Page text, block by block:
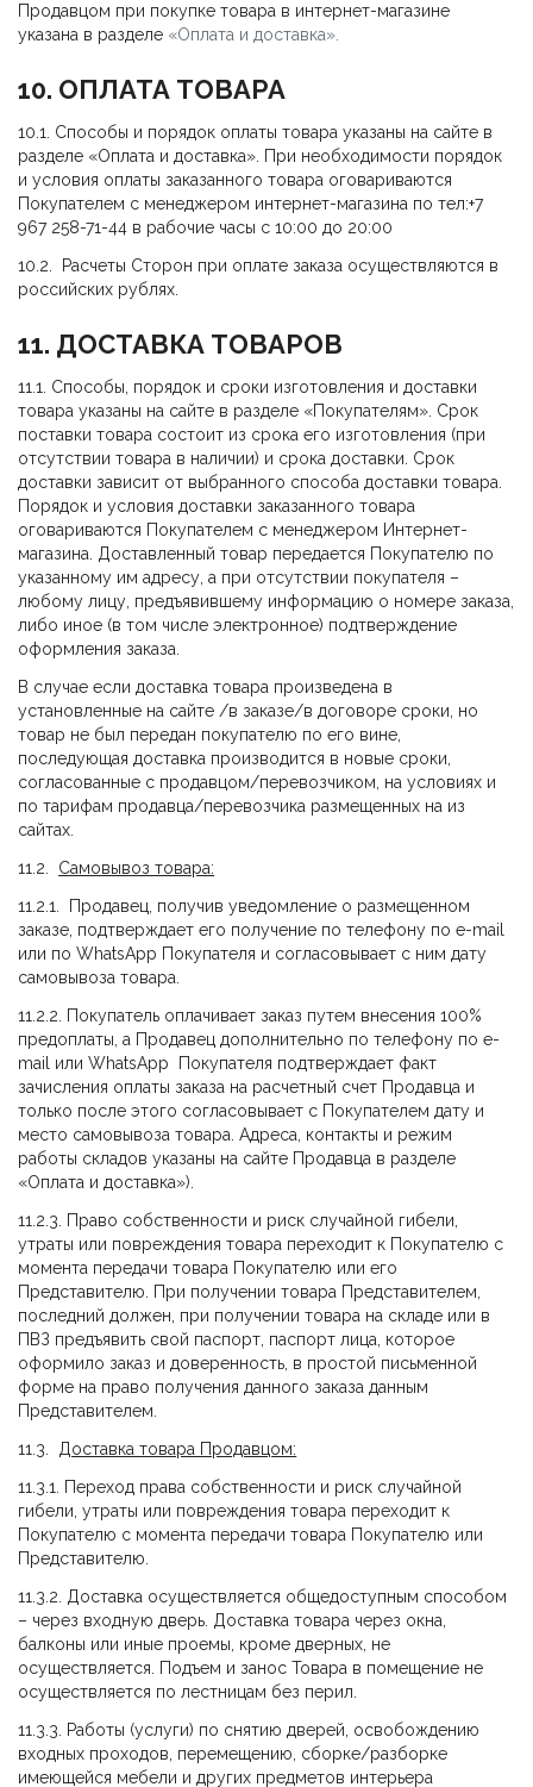
Продавцом при покупке товара в интернет-магазине
указана в разделе «Оплата и доставка»
10. ОПЛАТА ТОВАРА
10.1. Способы и порядок оплаты товара указаны на сайте в
разделе «Оплата и доставка». При необходимости порядок
и условия оплаты заказанного товара оговариваются
Покупателем с менеджером интернет-магазина по тел:+7
967 258-71-44 в рабочие часы с 10:00 до 20:00
10.2. Расчеты Сторон при оплате заказа осуществляются в
российских рублях.
11. ДОСТАВКА ТОВАРОВ
11.1. Способы, порядок и сроки изготовления и доставки
товара указаны на сайте в разделе «Покупателям». Срок
поставки товара состоит из срока его изготовления (при
отсутствии товара в наличии) и срока доставки. Срок
доставки зависит от выбранного способа доставки товара.
Порядок и условия доставки заказанного товара
оговариваются Покупателем с менеджером Интернет-
магазина. Доставленный товар передается Покупателю по
указанному им адресу, а при отсутствии покупателя –
любому лицу, предъявившему информацию о номере заказа,
либо иное (в том числе электронное) подтверждение
оформления заказа.
В случае если доставка товара произведена в
установленные на сайте /в заказе/в договоре сроки, но
товар не был передан покупателю по его вине,
последующая доставка производится в новые сроки,
согласованные с продавцом/перевозчиком, на условиях и
по тарифам продавца/перевозчика размещенных на из
сайтах.
11.2. Самовывоз товара:
11.2.1. Продавец, получив уведомление о размещенном
заказе, подтверждает его получение по телефону по e-mail
или по WhatsApp Покупателя и согласовывает с ним дату
самовывоза товара.
11.2.2. Покупатель оплачивает заказ путем внесения 100%
предоплаты, а Продавец дополнительно по телефону по e-
mail или WhatsApp Покупателя подтверждает факт
зачисления оплаты заказа на расчетный счет Продавца и
только после этого согласовывает с Покупателем дату и
место самовывоза товара. Адреса, контакты и режим
работы складов указаны на сайте Продавца в разделе
«Оплата и доставка»).
11.2.3. Право собственности и риск случайной гибели,
утраты или повреждения товара переходит к Покупателю с
момента передачи товара Покупателю или его
Представителю. При получении товара Представителем,
последний должен, при получении товара на складе или в
ПВЗ предъявить свой паспорт, паспорт лица, которое
оформило заказ и доверенность, в простой письменной
форме на право получения данного заказа данным
Представителем.
11.3.
Доставка товара Продавцом:
11.3.1. Переход права собственности и риск случайной
гибели, утраты или повреждения товара переходит к
Покупателю с момента передачи товара Покупателю или
Представителю.
11.3.2. Доставка осуществляется общедоступным способом
– через входную дверь. Доставка товара через окна,
балконы или иные проемы, кроме дверных, не
осуществляется. Подъем и занос Товара в помещение не
осуществляется по лестницам без перил.
11.3.3. Работы (услуги) по снятию дверей, освобождению
входных проходов, перемещению, сборке/разборке
имеющейся мебели и других предметов интерьера